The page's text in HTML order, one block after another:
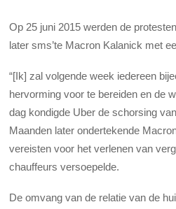
Op 25 juni 2015 werden de
later sms’te Macron Kalanick met
“[Ik] zal volgende week iedereen
hervorming voor te bereiden en de
dag kondigde Uber de schorsing
Maanden later ondertekende
vereisten voor het verlenen van
chauffeurs versoepelde.
De omvang van de relatie van de